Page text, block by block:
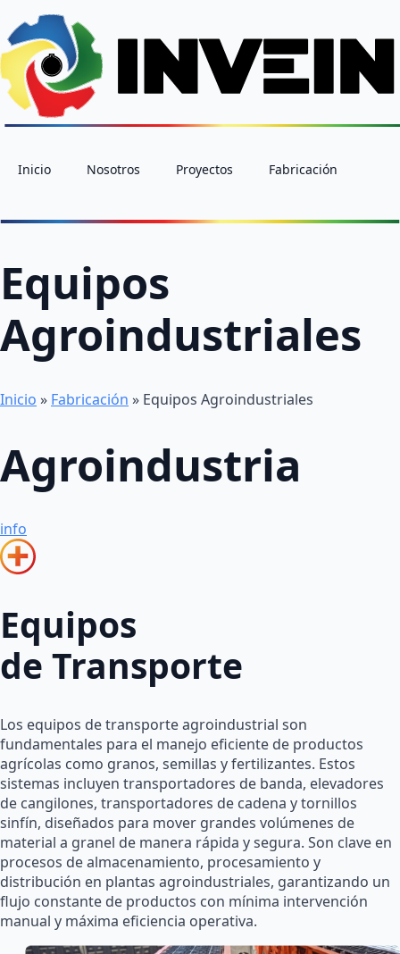
Inicio Nosotros Proyectos Fabricación
Equipos
Agroindustriales
Inicio » Fabricación » Equipos Agroindustriales
Agroindustria
info
Equipos
de Transporte
Los equipos de transporte agroindustrial son
fundamentales para el manejo eficiente de productos
agrícolas como granos, semillas y fertilizantes. Estos
sistemas incluyen transportadores de banda, elevadores
de cangilones, transportadores de cadena y tornillos
sinfín, diseñados para mover grandes volúmenes de
material a granel de manera rápida y segura. Son clave en
procesos de almacenamiento, procesamiento y
distribución en plantas agroindustriales, garantizando un
flujo constante de productos con mínima intervención
manual y máxima eficiencia operativa.